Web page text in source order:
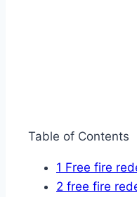
Table of Contents
1 Free fire
2 free fire